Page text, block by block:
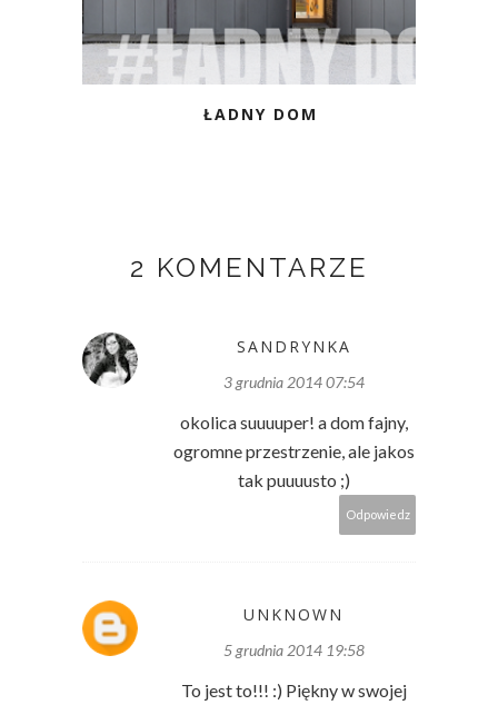
ŁADNY DOM
2 KOMENTARZE
SANDRYNKA
3 grudnia 2014 07:54
okolica suuuuper! a dom fajny,
ogromne przestrzenie, ale jakos
tak puuuusto ;)
Odpowiedz
UNKNOWN
5 grudnia 2014 19:58
To jest to!!! :) Piękny w swojej